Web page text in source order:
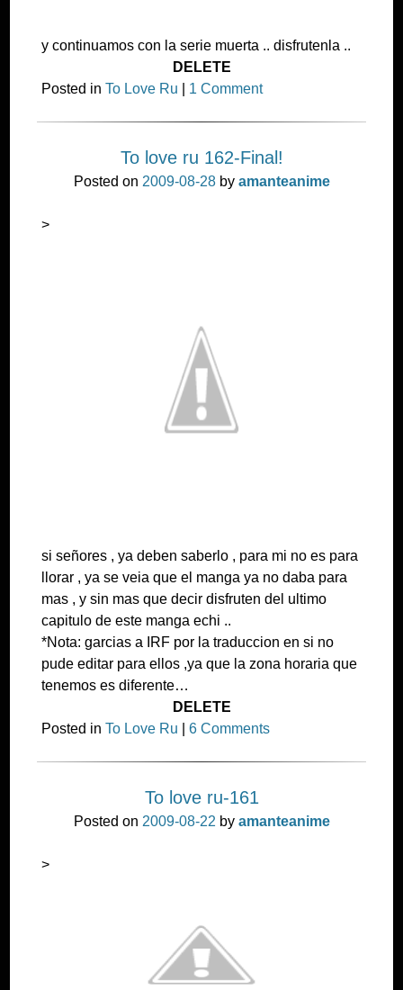
y continuamos con la serie muerta .. disfrutenla ..
DELETE
Posted inTo Love Ru 1 Comment
To love ru 162-Final!
Posted on 2009-08-28by amanteanime
>
si señores , ya deben saberlo , para mi no es para
llorar , ya se veia que el manga ya no daba para
mas , y sin mas que decir disfruten del ultimo
capitulo de este manga echi ..
*Nota: garcias a IRF por la traduccion en si no
pude editar para ellos ,ya que la zona horaria que
tenemos es diferente…
DELETE
Posted inTo Love Ru |6 Comments
To love ru-161
Posted on 2009-08-22 by amanteanime
>